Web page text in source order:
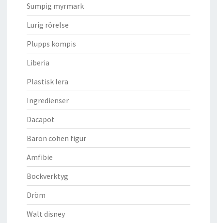
Sumpig myrmark
Lurig rörelse
Plupps kompis
Liberia
Plastisk lera
Ingredienser
Dacapot
Baron cohen figur
Amfibie
Bockverktyg
Dröm
Walt disney